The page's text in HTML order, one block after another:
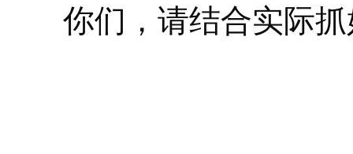
你们，请结合实际